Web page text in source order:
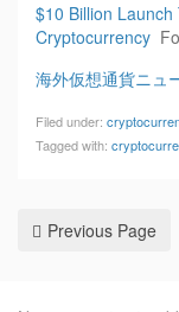
$10 Billion
Cryptocurrency
海外仮想通貨ニュ
Filed under:
Tagged with:
Previous Page